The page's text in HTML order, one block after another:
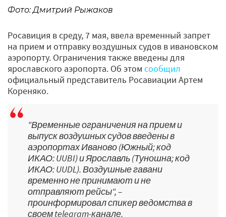
Фото: Дмитрий Рыжаков
Росавиция в среду, 7 мая, ввела временный запрет
на прием и отправку воздушных судов в ивановском
аэропорту. Ограничения также введены для
ярославского аэропорта. Об этом сообщил
официальный представитель Росавиации Артем
Кореняко.
"Временные ограничения на прием и
выпуск воздушных судов введены в
аэропортах Иваново (Южный; код
ИКАО: UUBI) и Ярославль (Туношна; код
ИКАО: UUDL). Воздушные гавани
временно не принимают и не
отправляют рейсы", –
проинформировал спикер ведомства в
своем telegram-канале.